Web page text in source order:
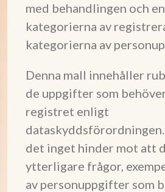
med behandlingen och
kategorierna av
kategorierna av
Denna mall innehåller
de uppgifter som
registret enligt
det inget hinder mot att
ytterligare frågor,
av personuppgifter som